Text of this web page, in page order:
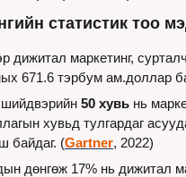
статистик тоо
дижитал маркетинг,
671.6 тэрбум ам.доллар
50 хувь нь
хувьд тулгардаг
байдаг. (Gartner, 2022)
дөнгөж 17% нь дижитал